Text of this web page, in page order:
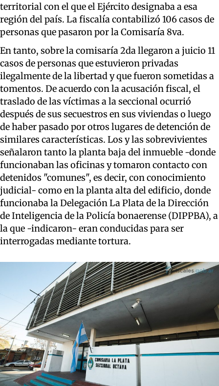
territorial con el que el Ejército designaba a esa
región del país. La fiscalía contabilizó 106 casos de
personas que pasaron por la Comisaría 8va.
En tanto, sobre la comisaría 2da llegaron a juicio 11
casos de personas que estuvieron privadas
ilegalmente de la libertad y que fueron sometidas a
tomentos. De acuerdo con la acusación fiscal, el
traslado de las víctimas a la seccional ocurrió
después de sus secuestros en sus viviendas o luego
de haber pasado por otros lugares de detención de
similares características. Los y las sobrevivientes
señalaron tanto la planta baja del inmueble -donde
funcionaban las oficinas y tomaron contacto con
detenidos "comunes", es decir, con conocimiento
judicial- como en la planta alta del edificio, donde
funcionaba la Delegación La Plata de la Dirección
de Inteligencia de la Policía bonaerense (DIPPBA), a
la que -indicaron- eran conducidas para ser
interrogadas mediante tortura.